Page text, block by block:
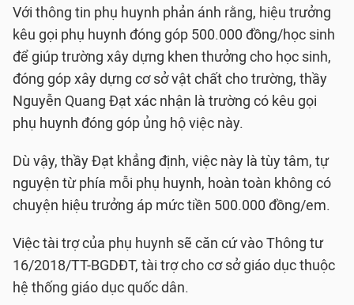
Với thông tin phụ huynh phản ánh rằng, hiệu trưởng
kêu gọi phụ huynh đóng góp 500.000 đồng/học sinh
để giúp trường xây dựng khen thưởng cho học sinh,
đóng góp xây dựng cơ sở vật chất cho trường, thầy
Nguyễn Quang Đạt xác nhận là trường có kêu gọi
phụ huynh đóng góp ủng hộ việc này.
Dù vậy, thầy Đạt khẳng định, việc này là tùy tâm, tự
nguyện từ phía mỗi phụ huynh, hoàn toàn không có
chuyện hiệu trưởng áp mức tiền 500.000 đồng/em.
Việc tài trợ của phụ huynh sẽ căn cứ vào Thông tư
16/2018/TT-BGDĐT, tài trợ cho cơ sở giáo dục thuộc
hệ thống giáo dục quốc dân.